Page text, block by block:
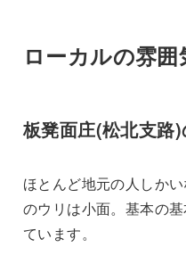
ローカルの雰
板凳面庄(松北支路
ほとんど地元の人しか
のウリは小面。基本の
ています。